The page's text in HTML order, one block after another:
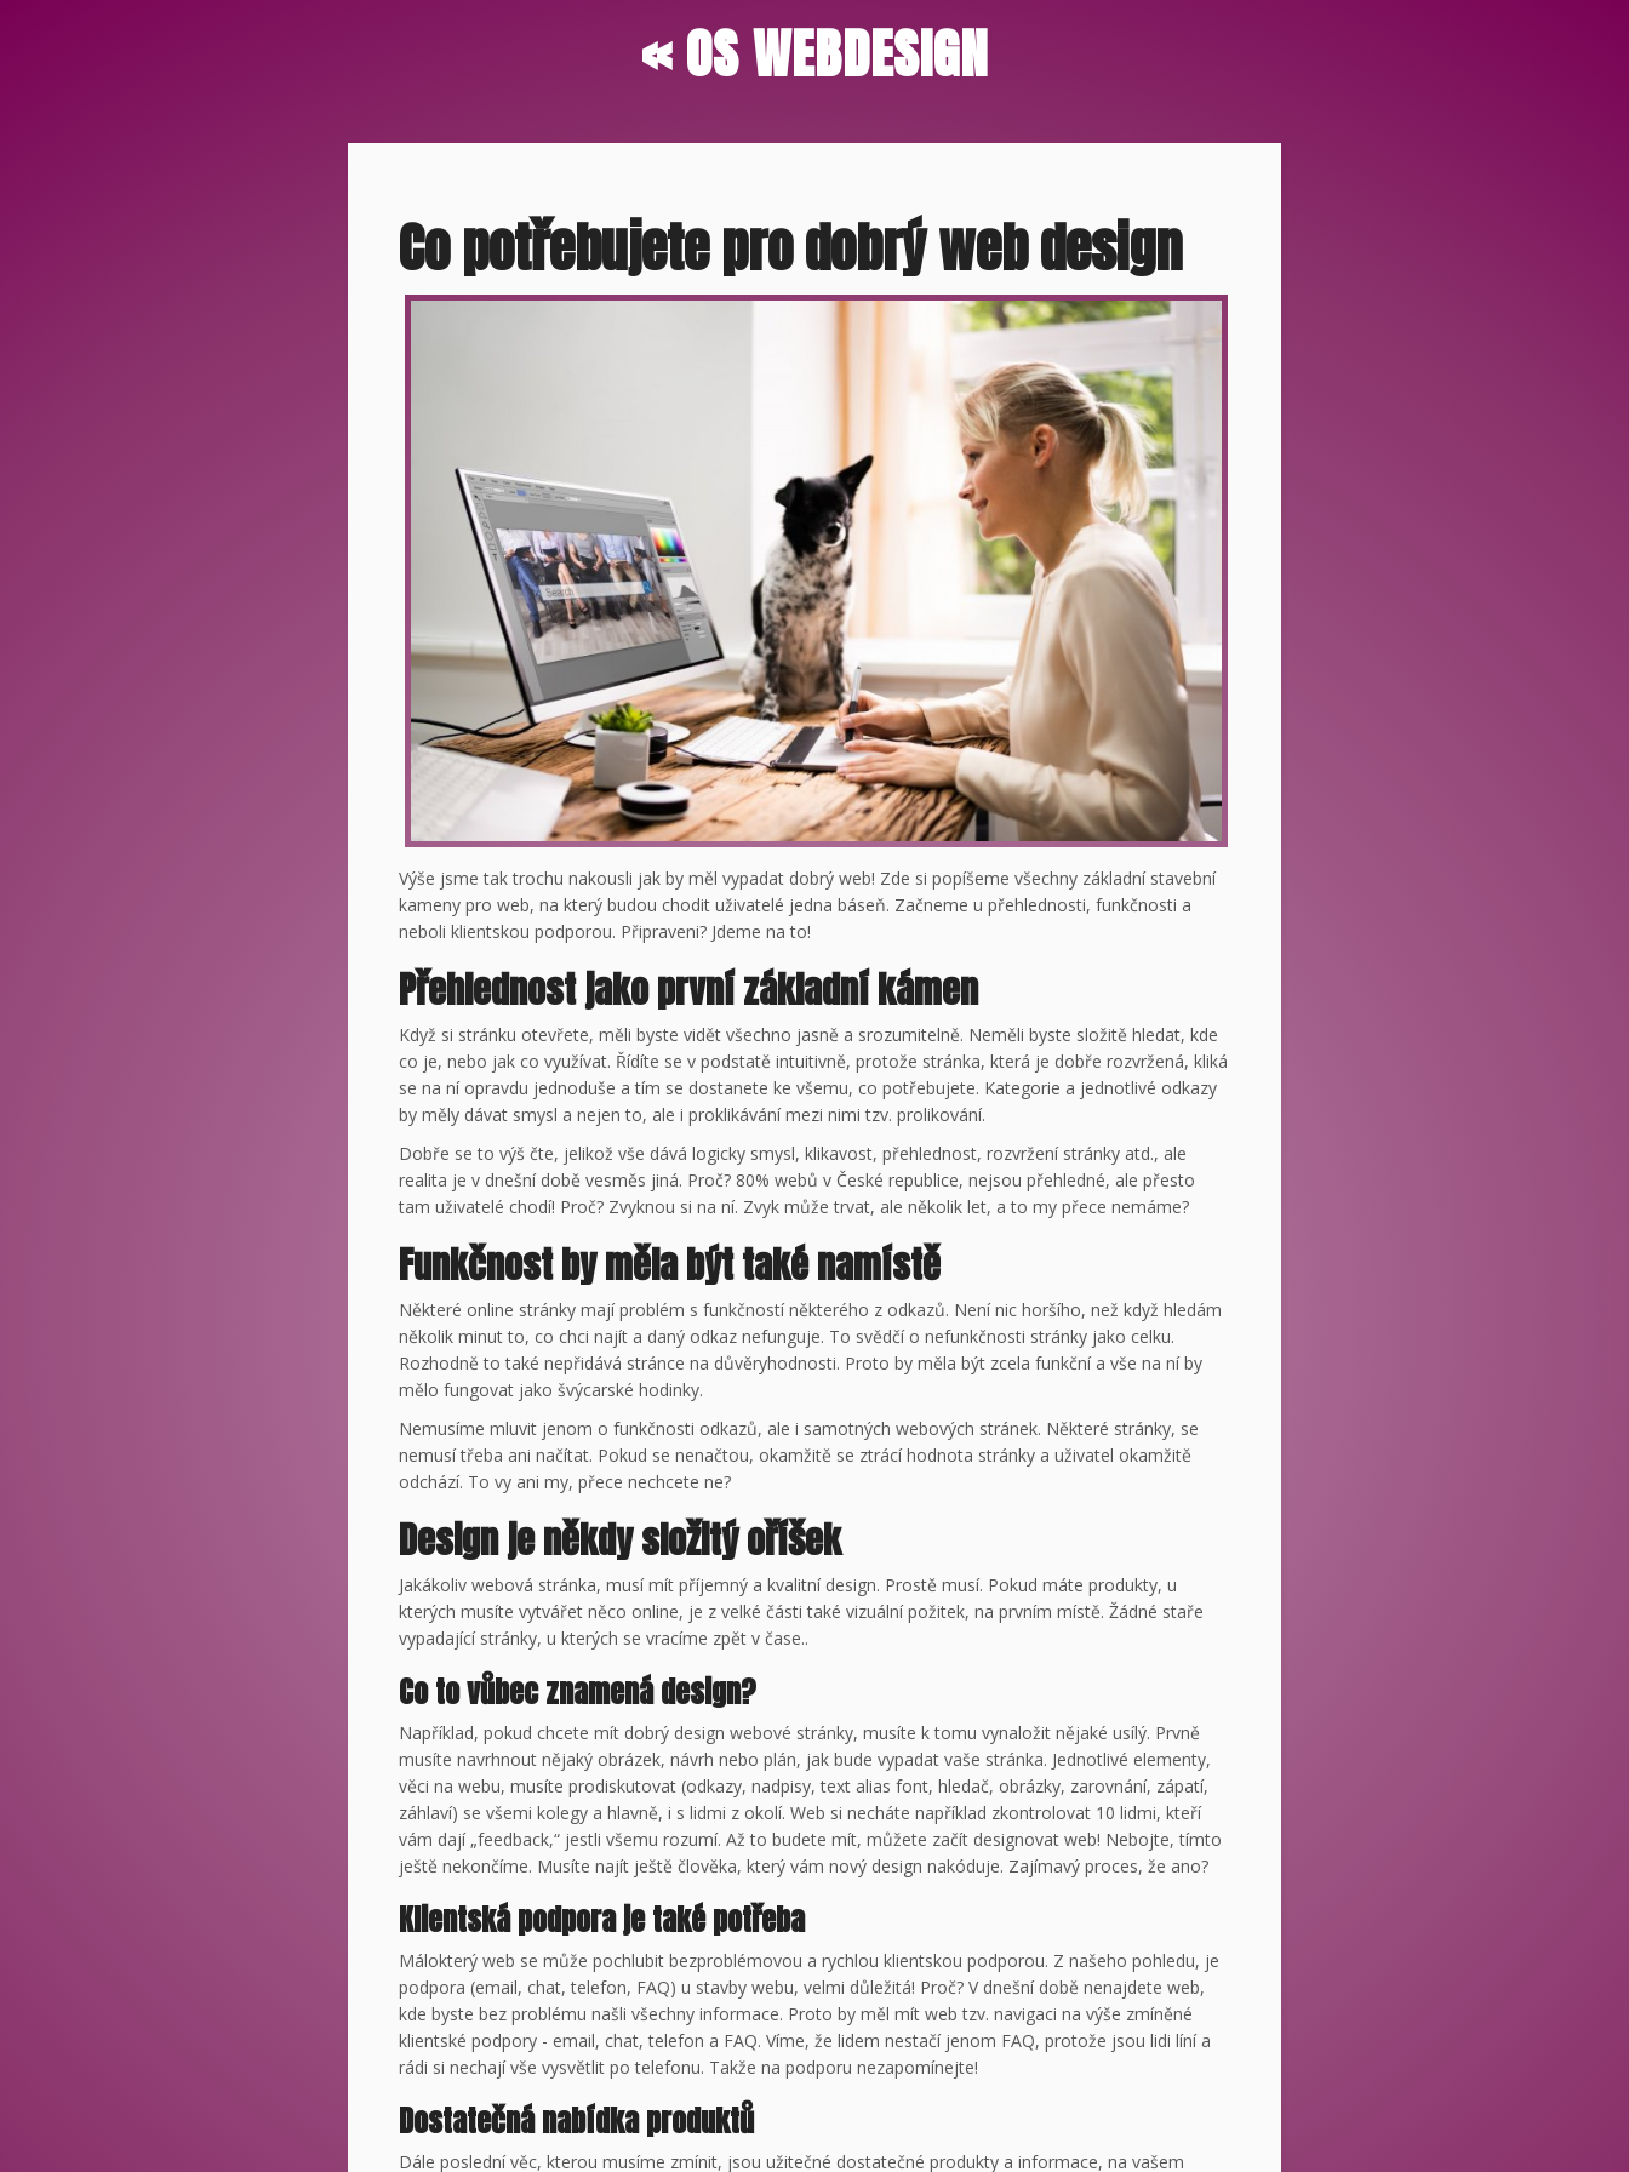
« OS WEBDESIGN
Co potřebujete pro dobrý web design
Výše jsme tak trochu nakousli jak by měl vypadat dobrý web! Zde si popíšeme všechny základní stavební
kameny pro web, na který budou chodit uživatelé jedna báseň. Začneme u přehlednosti, funkčnosti a
neboli klientskou podporou. Připraveni? Jdeme na to!
Přehlednost jako první základní kámen
Když si stránku otevřete, měli byste vidět všechno jasně a srozumitelně. Neměli byste složitě hledat, kde
co je, nebo jak co využívat. Řídíte se v podstatě intuitivně, protože stránka, která je dobře rozvržená, kliká
se na ní opravdu jednoduše a tím se dostanete ke všemu, co potřebujete. Kategorie a jednotlivé odkazy
by měly dávat smysl a nejen to, ale i proklikávání mezi nimi tzv. prolikování.
Dobře se to výš čte, jelikož vše dává logicky smysl, klikavost, přehlednost, rozvržení stránky atd., ale
realita je v dnešní době vesměs jiná. Proč? 80% webů v České republice, nejsou přehledné, ale přesto
tam uživatelé chodí! Proč? Zvyknou si na ní. Zvyk může trvat, ale několik let, a to my přece nemáme?
Funkčnost by měla být také namístě
Některé online stránky mají problém s funkčností některého z odkazů. Není nic horšího, než když hledám
několik minut to, co chci najít a daný odkaz nefunguje. To svědčí o nefunkčnosti stránky jako celku.
Rozhodně to také nepřidává stránce na důvěryhodnosti. Proto by měla být zcela funkční a vše na ní by
mělo fungovat jako švýcarské hodinky.
Nemusíme mluvit jenom o funkčnosti odkazů, ale i samotných webových stránek. Některé stránky, se
nemusí třeba ani načítat. Pokud se nenačtou, okamžitě se ztrácí hodnota stránky a uživatel okamžitě
odchází. To vy ani my, přece nechcete ne?
Design je někdy složitý oříšek
Jakákoliv webová stránka, musí mít příjemný a kvalitní design. Prostě musí. Pokud máte produkty, u
kterých musíte vytvářet něco online, je z velké části také vizuální požitek, na prvním místě. Žádné staře
vypadající stránky, u kterých se vracíme zpět v čase..
Co to vůbec znamená design?
Například, pokud chcete mít dobrý design webové stránky, musíte k tomu vynaložit nějaké usílý. Prvně
musíte navrhnout nějaký obrázek, návrh nebo plán, jak bude vypadat vaše stránka. Jednotlivé elementy,
věci na webu, musíte prodiskutovat (odkazy, nadpisy, text alias font, hledač, obrázky, zarovnání, zápatí,
záhlaví) se všemi kolegy a hlavně, i s lidmi z okolí. Web si necháte například zkontrolovat 10 lidmi, kteří
vám dají „feedback,“ jestli všemu rozumí. Až to budete mít, můžete začít designovat web! Nebojte, tímto
ještě nekončíme. Musíte najít ještě člověka, který vám nový design nakóduje. Zajímavý proces, že ano?
Klientská podpora je také potřeba
Málokterý web se může pochlubit bezproblémovou a rychlou klientskou podporou. Z našeho pohledu, je
podpora (email, chat, telefon, FAQ) u stavby webu, velmi důležitá! Proč? V dnešní době nenajdete web,
kde byste bez problému našli všechny informace. Proto by měl mít web tzv. navigaci na výše zmíněné
klientské podpory - email, chat, telefon a FAQ. Víme, že lidem nestačí jenom FAQ, protože jsou lidi líní a
rádi si nechají vše vysvětlit po telefonu. Takže na podporu nezapomínejte!
Dostatečná nabídka produktů
Dále poslední věc, kterou musíme zmínit, jsou užitečné dostatečné produkty a informace, na vašem